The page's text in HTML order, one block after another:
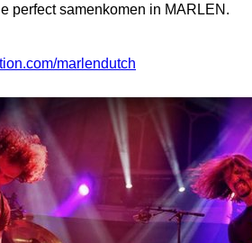
perfect samenkomen in MARLEN.
marlendutch